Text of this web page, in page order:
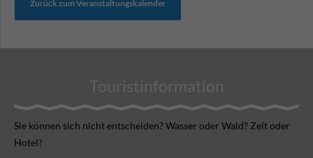
Zurück zum Veranstaltungskalender
Touristinformation
Sie können sich nicht ent­scheiden? Wasser oder Wald? Zelt oder
Hotel?